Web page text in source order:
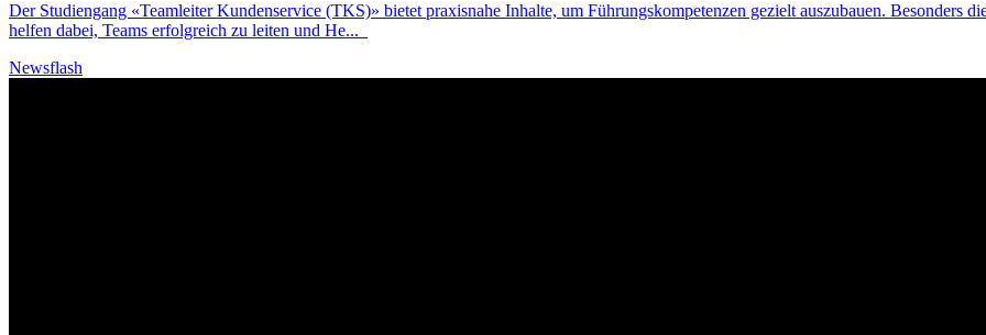
Der Studiengang «Teamleiter Kundenservice (TKS)» bietet praxisnahe Inhalte, um Führungskompetenzen gezielt auszubauen. Besonders
helfen dabei, Teams erfolgreich zu leiten und He...
Newsflash